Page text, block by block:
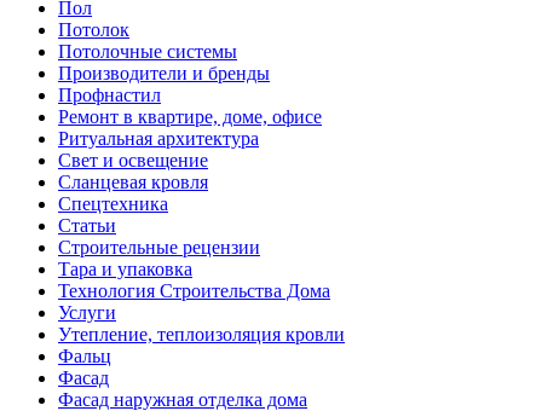
Пол
Потолок
Потолочные системы
Производители и бренды
Профнастил
Ремонт в квартире, доме, офисе
Ритуальная архитектура
Свет и освещение
Сланцевая кровля
Спецтехника
Статьи
Строительные рецензии
Тара и упаковка
Технология Строительства Дома
Услуги
Утепление, теплоизоляция кровли
Фальц
Фасад
Фасад наружная отделка дома